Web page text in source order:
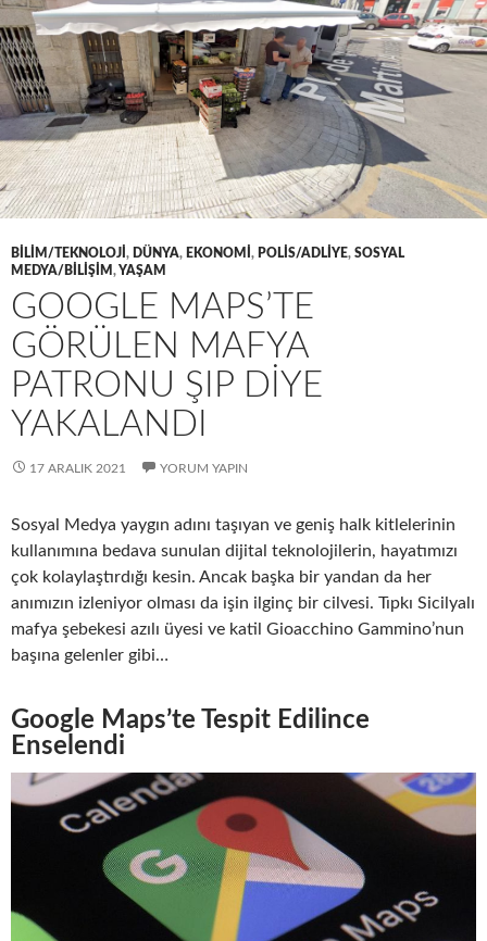
BILIM/TEKNOLOJI , DÜNYA, EKONOMI , POLIS/ADLIYE, SOSYAL
MEDYA/BILIŞIM , YAŞAM
GOOGLE MAPS’TE
GÖRÜLEN MAFYA
PATRONU ŞIP DIYE
YAKALANDI
17 ARALIK 2021 YORUM YAPIN
Sosyal Medya yaygın adını taşıyan ve geniş halk kitlelerinin
kullanımına bedava sunulan dijital teknolojilerin, hayatımızı
çok kolaylaştırdığı kesin. Ancak başka bir yandan da her
anımızın izleniyor olması da işin ilginç bir cilvesi. Tıpkı Sicilyalı
mafya şebekesi azılı üyesi ve katil Gioacchino Gammino’nun
başına gelenler gibi…
Google Maps’te Tespit Edilince
Enselendi